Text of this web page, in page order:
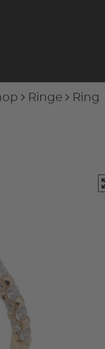
Ringe Ring